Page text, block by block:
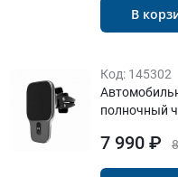
В
Код: 145302
полночный
7 990 ₽